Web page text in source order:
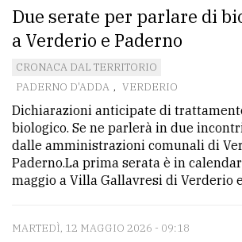
per
comune
Ricerca
avanzata
LE
ALTRE
TESTATE
Due serate per parlare di
a Verderio e Paderno
CRONACA DAL TERRITORIO
PADERNO D'ADDA , VERDERIO
Dichiarazioni anticipate di
biologico. Se ne parlerà in due
dalle amministrazioni comunali di
Paderno.La prima serata è in
maggio a Villa Gallavresi di Verderio
MARTEDÌ, 12 MAGGIO 2026 - 09:18